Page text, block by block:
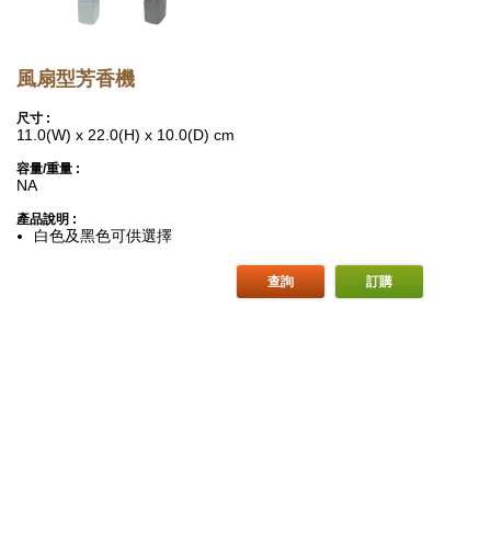
風扇型芳香機
尺寸 :
11.0(W) x 22.0(H) x 10.0(D) cm
容量/重量 :
NA
產品說明 :
白色及黑色可供選擇
訂購
查詢